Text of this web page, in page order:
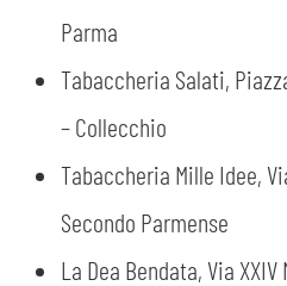
Parma
Tabaccheria Salati,
– Collecchio
Tabaccheria Mille Idee,
Secondo Parmense
La Dea Bendata, Via